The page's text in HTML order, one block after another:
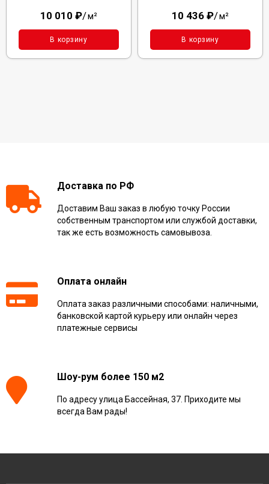
10 010 ₽/м²
В корзину
10 436 ₽/м²
В корзину
Доставка по РФ
Доставим Ваш заказ в любую точку России
собственным транспортом или службой доставки,
так же есть возможность самовывоза.
Оплата онлайн
Оплата заказ различными способами: наличными,
банковской картой курьеру или онлайн через
платежные сервисы
Шоу-рум более 150 м2
По адресу улица Бассейная, 37. Приходите мы
всегда Вам рады!